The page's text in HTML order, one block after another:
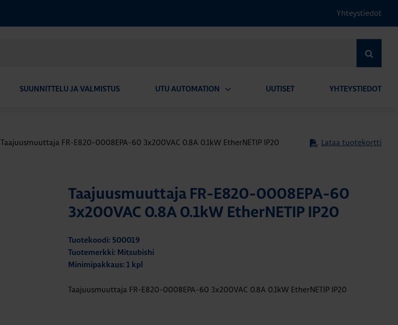
Yhteystiedot
SUUNNITTELU JA VALMISTUS UTU AUTOMATION UUTISET YHTEYSTIEDOT
Taajuusmuuttaja FR-E820-0008EPA-60 3x200VAC 0.8A 0.1kW EtherNETIP IP20 Lataa tuotekortti
Taajuusmuuttaja FR-E820-0008EPA-60
3x200VAC 0.8A 0.1kW EtherNETIP IP20
Tuotekoodi: 500019
Tuotemerkki: Mitsubishi
Minimipakkaus: 1 kpl
Taajuusmuuttaja FR-E820-0008EPA-60 3x200VAC 0.8A 0.1kW EtherNETIP IP20